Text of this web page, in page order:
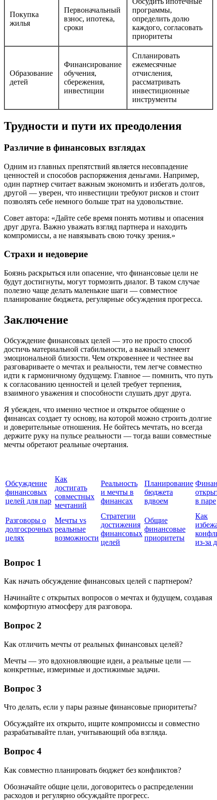
Покупка
жилья
Первоначальный
взнос, ипотека,
сроки
программы,
определить долю
каждого, согласовать
приоритеты
Образование
детей
Финансирование
обучения,
сбережения,
инвестиции
Спланировать
ежемесячные
отчисления,
рассматривать
инвестиционные
инструменты
Трудности и пути их преодоления
Различие в финансовых взглядах
Одним из главных препятствий является несовпадение
ценностей и способов распоряжения деньгами. Например,
один партнер считает важным экономить и избегать долгов,
другой — уверен, что инвестиции требуют рисков и стоит
позволять себе немного больше трат на удовольствие.
Совет автора: «Дайте себе время понять мотивы и опасения
друг друга. Важно уважать взгляд партнера и находить
компромиссы, а не навязывать свою точку зрения.»
Страхи и недоверие
Боязнь раскрыться или опасение, что финансовые цели не
будут достигнуты, могут тормозить диалог. В таком случае
полезно чаще делать маленькие шаги — совместное
планирование бюджета, регулярные обсуждения прогресса.
Заключение
Обсуждение финансовых целей — это не просто способ
достичь материальной стабильности, а важный элемент
эмоциональной близости. Чем откровеннее и честнее вы
разговариваете о мечтах и реальности, тем легче совместно
идти к гармоничному будущему. Главное — помнить, что путь
к согласованию ценностей и целей требует терпения,
взаимного уважения и способности слушать друг друга.
Я убежден, что именно честное и открытое общение о
финансах создает ту основу, на которой можно строить долгие
и доверительные отношения. Не бойтесь мечтать, но всегда
держите руку на пульсе реальности — тогда ваши совместные
мечты обретают реальные очертания.
Обсуждение
финансовых
целей для пар
Как
достигать
совместных
мечтаний
Реальность
и мечты в
финансах
Планирование
бюджета
вдвоем
в паре
Разговоры о
долгосрочных
целях
Мечты vs
реальные
возможности
Стратегии
достижения
финансовых
целей
Общие
финансовые
приоритеты
Как
из-за
Вопрос 1
Как начать обсуждение финансовых целей с партнером?
Начинайте с открытых вопросов о мечтах и будущем, создавая
комфортную атмосферу для разговора.
Вопрос 2
Как отличить мечты от реальных финансовых целей?
Мечты — это вдохновляющие идеи, а реальные цели —
конкретные, измеримые и достижимые задачи.
Вопрос 3
Что делать, если у пары разные финансовые приоритеты?
Обсуждайте их открыто, ищите компромиссы и совместно
разрабатывайте план, учитывающий оба взгляда.
Вопрос 4
Как совместно планировать бюджет без конфликтов?
Обозначайте общие цели, договоритесь о распределении
расходов и регулярно обсуждайте прогресс.